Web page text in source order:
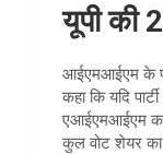
यूपी की
आईएमआईएम के
कहा कि यदि
एआईएमआईएम का
कुल वोट शेयर का